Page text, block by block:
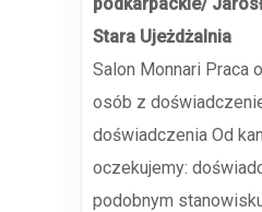
Stara Ujeżdżalnia
Salon Monnari Praca
osób z
doświadczenia Od
oczekujemy:
podobnym